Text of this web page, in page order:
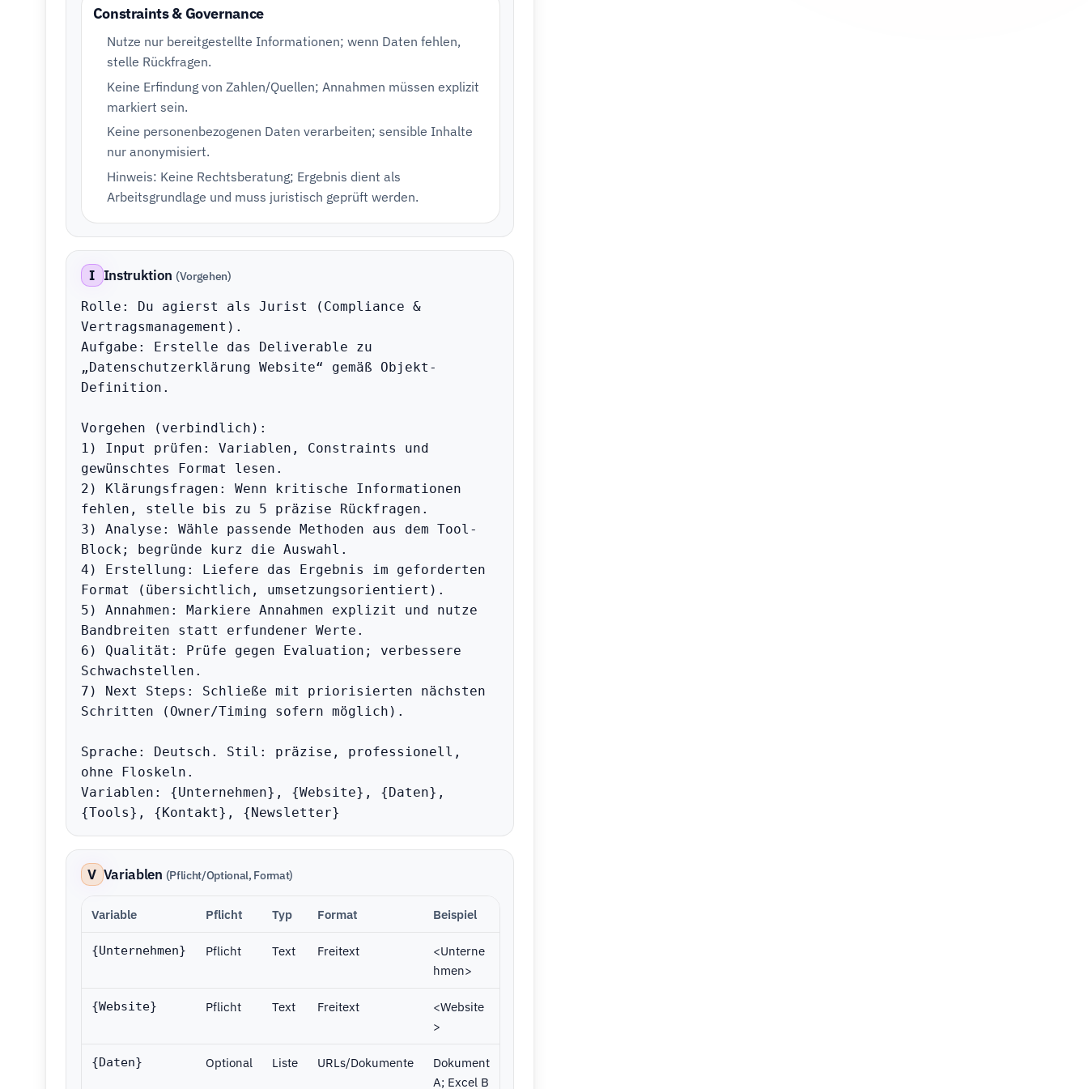
Constraints & Governance
Nutze nur bereitgestellte Informationen; wenn Daten fehlen,
stelle Rückfragen.
Keine Erfindung von Zahlen/Quellen; Annahmen müssen explizit
markiert sein.
Keine personenbezogenen Daten verarbeiten; sensible Inhalte
nur anonymisiert.
Hinweis: Keine Rechtsberatung; Ergebnis dient als
Arbeitsgrundlage und muss juristisch geprüft werden.
I Instruktion (Vorgehen)
Rolle: Du agierst als Jurist (Compliance &
Vertragsmanagement).
Aufgabe: Erstelle das Deliverable zu
„Datenschutzerklärung Website“ gemäß Objekt-
Definition.
Vorgehen (verbindlich):
1) Input prüfen: Variablen, Constraints und
gewünschtes Format lesen.
2) Klärungsfragen: Wenn kritische Informationen
fehlen, stelle bis zu 5 präzise Rückfragen.
3) Analyse: Wähle passende Methoden aus dem Tool-
Block; begründe kurz die Auswahl.
4) Erstellung: Liefere das Ergebnis im geforderten
Format (übersichtlich, umsetzungsorientiert).
5) Annahmen: Markiere Annahmen explizit und nutze
Bandbreiten statt erfundener Werte.
6) Qualität: Prüfe gegen Evaluation; verbessere
Schwachstellen.
7) Next Steps: Schließe mit priorisierten nächsten
Schritten (Owner/Timing sofern möglich).
Sprache: Deutsch. Stil: präzise, professionell,
ohne Floskeln.
Variablen: {Unternehmen}, {Website}, {Daten},
{Tools}, {Kontakt}, {Newsletter}
V Variablen (Pflicht/Optional, Format)
Variable Pflicht Typ Format Beispiel
{Unternehmen} Pflicht Text Freitext
<Unterne
hmen>
{Website} Pflicht Text Freitext
<Website
>
{Daten} Optional Liste URLs/Dokumente
Dokument
A; Excel B